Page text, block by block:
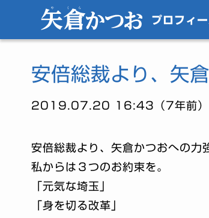
プロフィ
安倍総裁より、矢
2019.07.20 16:43（7年前）
安倍総裁より、矢倉かつおへの力
私からは３つのお約束を。
「元気な埼玉」
「身を切る改革」